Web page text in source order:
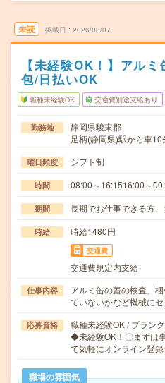
未読 掲載日 2026/08/07
【未経験OK！】アル
包/日払いOK
職種未経験OK 交通費別途支給あり
勤務地
静岡県駿東郡
足柄(静岡県)駅から車10
曜日頻度 シフト制
時間 08:00～16:1516:00～
期間 長期でお仕事できる方、
時給 時給1480円
交通費
交通費規定内支給
仕事内容
アルミ缶の蓋の検査、
ていないかなど機械に
応募資格
職種未経験OK / ブラン
◆未経験OK！〇まずは
で気軽にオンライン登
職場の雰囲気